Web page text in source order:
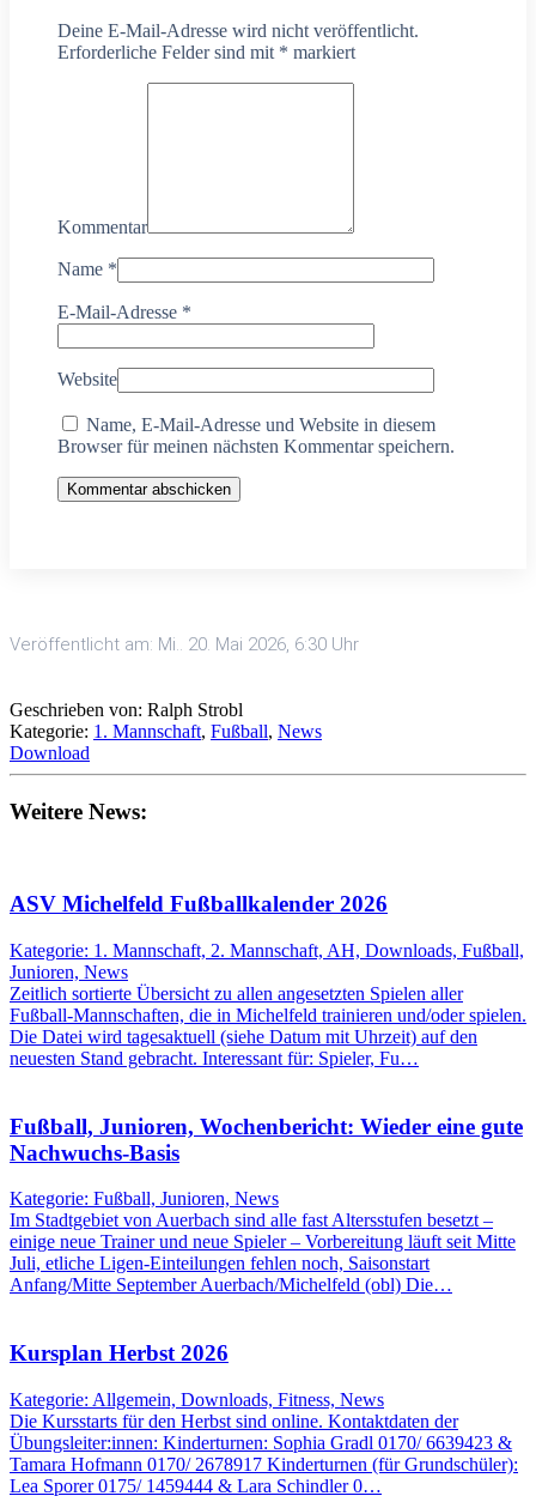
Deine E-Mail-Adresse wird nicht veröffentlicht.
Erforderliche Felder sind mit * markiert
Kommentar
Name *
E-Mail-Adresse *
Website
Name, E-Mail-Adresse und Website in diesem
Browser für meinen nächsten Kommentar speichern.
Kommentar abschicken
Veröffentlicht am: Mi.. 20. Mai 2026, 6:30 Uhr
Geschrieben von: Ralph Strobl
Kategorie: 1. Mannschaft, Fußball, News
Download
Weitere News:
ASV Michelfeld Fußballkalender 2026
Kategorie: 1. Mannschaft, 2. Mannschaft, AH, Downloads, Fußball,
Junioren, News
Zeitlich sortierte Übersicht zu allen angesetzten Spielen aller
Fußball-Mannschaften, die in Michelfeld trainieren und/oder spielen.
Die Datei wird tagesaktuell (siehe Datum mit Uhrzeit) auf den
neuesten Stand gebracht. Interessant für: Spieler, Fu…
Fußball, Junioren, Wochenbericht: Wieder eine gute
Nachwuchs-Basis
Kategorie: Fußball, Junioren, News
Im Stadtgebiet von Auerbach sind alle fast Altersstufen besetzt –
einige neue Trainer und neue Spieler – Vorbereitung läuft seit Mitte
Juli, etliche Ligen-Einteilungen fehlen noch, Saisonstart
Anfang/Mitte September Auerbach/Michelfeld (obl) Die…
Kursplan Herbst 2026
Kategorie: Allgemein, Downloads, Fitness, News
Die Kursstarts für den Herbst sind online. Kontaktdaten der
Übungsleiter:innen: Kinderturnen: Sophia Gradl 0170/ 6639423 &
Tamara Hofmann 0170/ 2678917 Kinderturnen (für Grundschüler):
Lea Sporer 0175/ 1459444 & Lara Schindler 0…